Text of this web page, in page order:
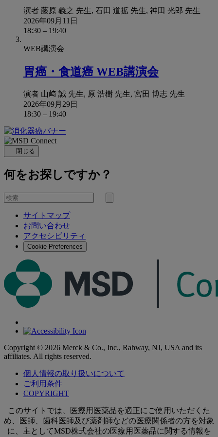
演者 藤原 義之 先生, 石田 道拡 先生, 神田 光郎 先生
2026年09月11日
18:30 – 19:40
WEB講演会
胃癌・食道癌 WEB講演会
演者 山﨑 誠 先生, 原 浩樹 先生, 宮田 博志 先生
2026年09月29日
18:30 – 19:40
閉じる
何をお探しですか？
を
検
サイトマップ
お問い合わせ
アクセシビリティ
Cookie Preferences
Copyright © 2026 Merck & Co., Inc., Rahway, NJ, USA and its
affiliates. All rights reserved.
個人情報の取り扱いについて
ご利用条件
COPYRIGHT
このサイトでは、医療用医薬品を適正にご使用いただくた
め、医師、歯科医師及び薬剤師などの医療関係者の方を対象
に、主としてMSD株式会社の医療用医薬品に関する情報を